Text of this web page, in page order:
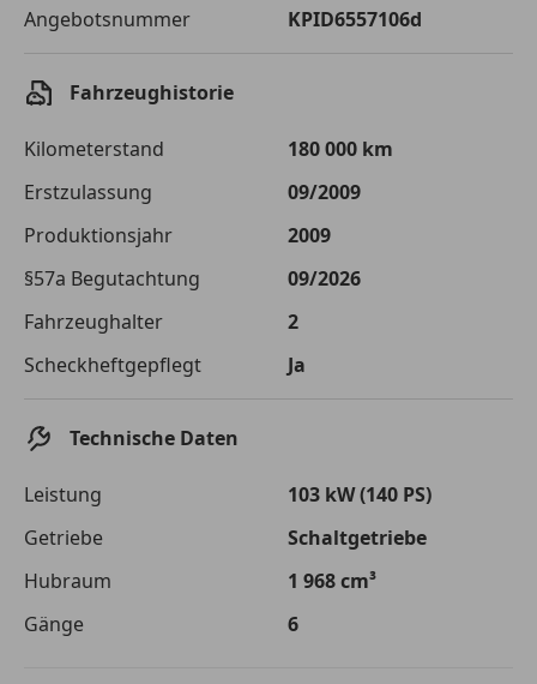
Effektivzinsatz
Sollzinssatz
Monatliche Rate € 129,14
Die tatsächlichen Konditionen sind abhängig von Ihrer Bonität sowie
von der von Ihnen gewählten Bank. Rückzahlungszeitraum 1-10
Jahre. Zinsspanne Sollzinssatz: 2,90% - 14,90%.
Jetzt berechnen
Angebotsnummer
KPID6557106d
Fahrzeughistorie
Kilometerstand
180 000 km
Erstzulassung
09/2009
Produktionsjahr
2009
§57a Begutachtung
09/2026
Fahrzeughalter
2
Scheckheftgepflegt
Ja
Technische Daten
Leistung
103 kW (140 PS)
Getriebe
Schaltgetriebe
Hubraum
1 968 cm³
Gänge
6